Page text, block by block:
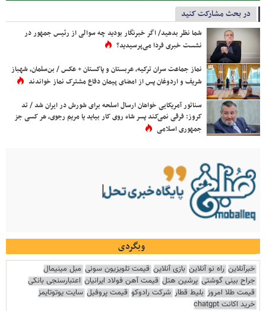
در بحث مشارکت کنید
شما نظر بدهید/ اگر خبرنگار بودید چه سوالی از رئیس جمهور در
نشست خبری فردا می‌پرسیدید؟
نماز جماعت سران ترکیه، عربستان و پاکستان + عکس / بن‌سلمان، شهباز
شریف و اردوغان پس از امضای پیمان دفاع مشترک نماز خواندند
سناتور آمریکایی خواهان ارسال اسلحه برای شورش در ایران شد / تد
کروز: فرقی نمی‌کند پسر شاه روی کار بیاید یا مریم رجوی، هر کسی جز
جمهوری اسلامی
وبگردی
خبرآنلاین راه نو آنلاین بازی آنلاین قیمت تلویزیون سونی مبل مینیمال
جراح بینی گوشتی پرشین هتل قیمت آهن فولاد ایرانیان اعتبارسنجی بانکی
قیمت طلا امروز بلیط قطار شرکت رادوکو قیمت پروفیل سایت یوتوتایمز
خرید اکانت chatgpt